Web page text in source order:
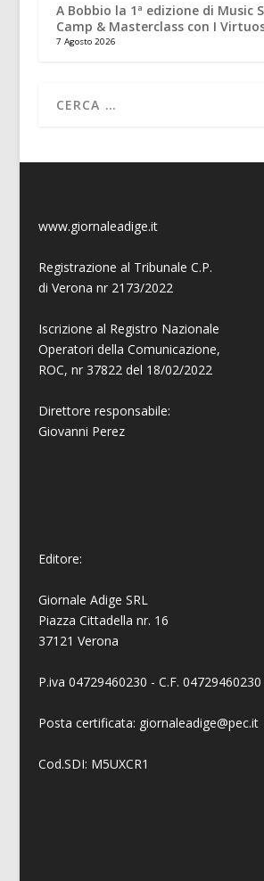
A Bobbio la 1ª edizione di Music
Camp & Masterclass con I
7 Agosto 2026
www.giornaleadige.it
Registrazione al Tribunale C.P.
di Verona nr 2173/2022
Iscrizione al Registro Nazionale
Operatori della Comunicazione,
ROC, nr 37822 del 18/02/2022
Direttore responsabile:
Giovanni Perez
Editore:
Giornale Adige SRL
Piazza Cittadella nr. 16
37121 Verona
P.iva 04729460230 - C.F. 04729460230
Posta certificata: giornaleadige@pec.it
Cod.SDI: M5UXCR1